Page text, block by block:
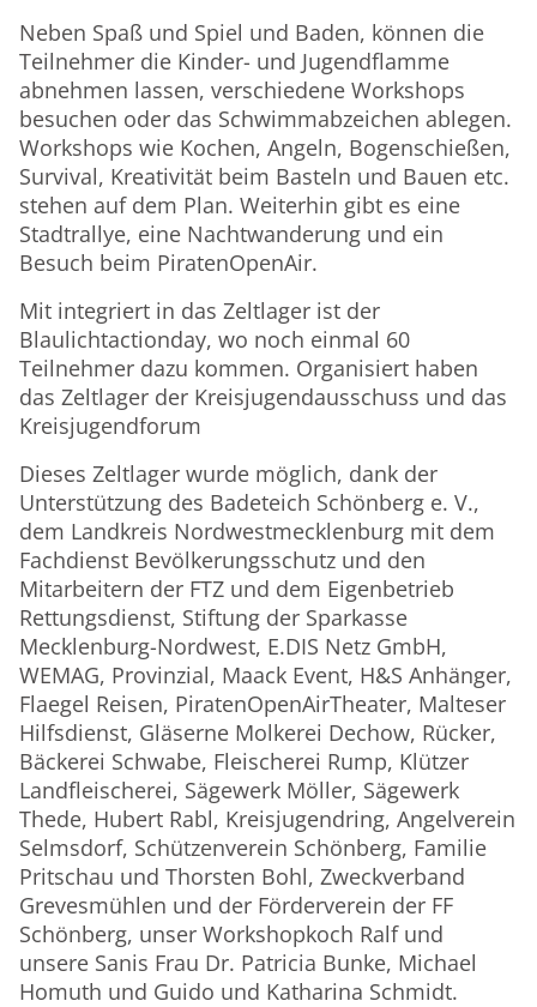
Neben Spaß und Spiel und Baden, können die
Teilnehmer die Kinder- und Jugendflamme
abnehmen lassen, verschiedene Workshops
besuchen oder das Schwimmabzeichen ablegen.
Workshops wie Kochen, Angeln, Bogenschießen,
Survival, Kreativität beim Basteln und Bauen etc.
stehen auf dem Plan. Weiterhin gibt es eine
Stadtrallye, eine Nachtwanderung und ein
Besuch beim PiratenOpenAir.
Mit integriert in das Zeltlager ist der
Blaulichtactionday, wo noch einmal 60
Teilnehmer dazu kommen. Organisiert haben
das Zeltlager der Kreisjugendausschuss und das
Kreisjugendforum
Dieses Zeltlager wurde möglich, dank der
Unterstützung des Badeteich Schönberg e. V.,
dem Landkreis Nordwestmecklenburg mit dem
Fachdienst Bevölkerungsschutz und den
Mitarbeitern der FTZ und dem Eigenbetrieb
Rettungsdienst, Stiftung der Sparkasse
Mecklenburg-Nordwest, E.DIS Netz GmbH,
WEMAG, Provinzial, Maack Event, H&S Anhänger,
Flaegel Reisen, PiratenOpenAirTheater, Malteser
Hilfsdienst, Gläserne Molkerei Dechow, Rücker,
Bäckerei Schwabe, Fleischerei Rump, Klützer
Landfleischerei, Sägewerk Möller, Sägewerk
Thede, Hubert Rabl, Kreisjugendring, Angelverein
Selmsdorf, Schützenverein Schönberg, Familie
Pritschau und Thorsten Bohl, Zweckverband
Grevesmühlen und der Förderverein der FF
Schönberg, unser Workshopkoch Ralf und
unsere Sanis Frau Dr. Patricia Bunke, Michael
Homuth und Guido und Katharina Schmidt.